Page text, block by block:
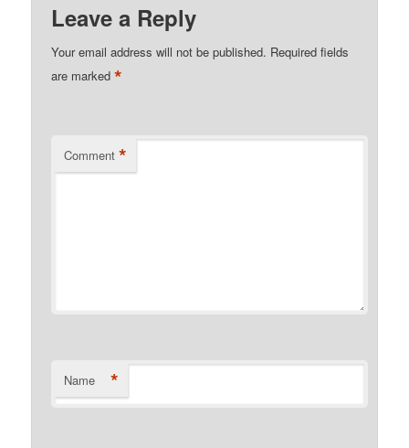
Leave a Reply
Your email address will not be published. Required fields
are marked*
Comment *
Name *